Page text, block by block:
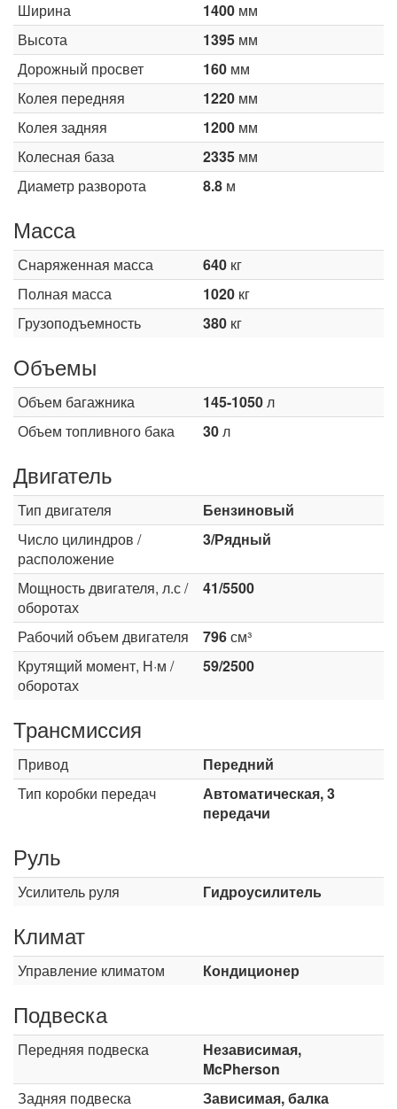
Ширина 1400 мм
Высота
1395 мм
Дорожный просвет
160 мм
Колея передняя
1220 мм
Колея задняя
1200 мм
Колесная база
2335 мм
Диаметр разворота
8.8 м
Масса
Снаряженная масса 640 кг
Полная масса
1020 кг
Грузоподъемность
380 кг
Объемы
Объем багажника 145-1050л
Объем топливного бака
30л
Двигатель
Тип двигателя
Бензиновый
Число цилиндров /
расположение
3/Рядный
Мощность двигателя, л.с /
оборотах
41/5500
Рабочий объем двигателя 796см³
Крутящий момент, Н·м /
оборотах
59/2500
Трансмиссия
Привод
Передний
Тип коробки передач
Автоматическая, 3
передачи
Руль
Усилитель руля Гидроусилитель
Климат
Управление климатом Кондиционер
Подвеска
Передняя подвеска
Независимая,
McPherson
Задняя подвеска
Зависимая, балка